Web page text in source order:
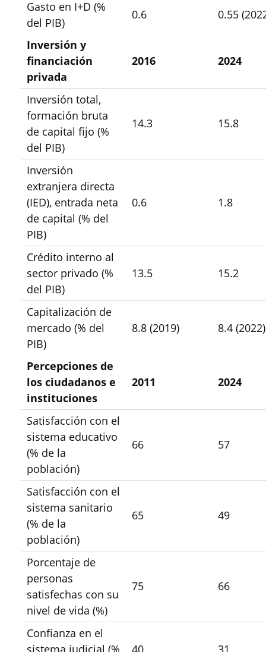
Gasto en I+D (%
del PIB)
0.6 0.55
Inversión y
financiación
privada
2016 2024
Inversión total,
formación bruta
de capital fijo (%
del PIB)
14.3 15.8
Inversión
extranjera directa
(IED), entrada neta
de capital (% del
PIB)
0.6 1.8
Crédito interno al
sector privado (%
del PIB)
13.5 15.2
Capitalización de
mercado (% del
PIB)
8.8 (2019) 8.4 (2022)
Percepciones de
los ciudadanos e
instituciones
2011 2024
Satisfacción con el
sistema educativo
(% de la
población)
66 57
Satisfacción con el
sistema sanitario
(% de la
población)
65 49
Porcentaje de
personas
satisfechas con su
nivel de vida (%)
75 66
Confianza en el
sistema judicial (%
40 31